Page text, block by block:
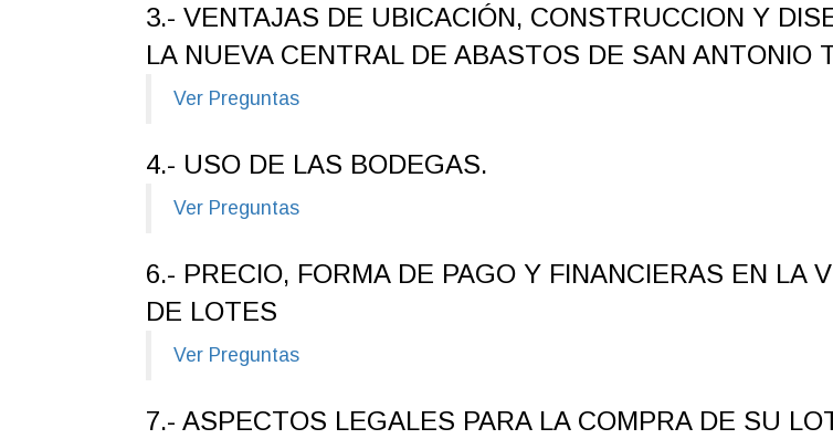
3.- VENTAJAS DE UBICACIÓN, CONSTRUCCION Y
LA NUEVA CENTRAL DE ABASTOS DE SAN ANTONIO
Ver Preguntas
4.- USO DE LAS BODEGAS.
Ver Preguntas
6.- PRECIO, FORMA DE PAGO Y FINANCIERAS EN LA
DE LOTES
Ver Preguntas
7.- ASPECTOS LEGALES PARA LA COMPRA DE SU